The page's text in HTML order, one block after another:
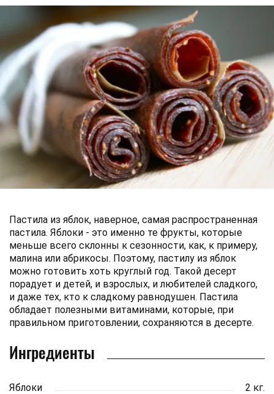
Пастила из яблок, наверное, самая распространенная
пастила. Яблоки - это именно те фрукты, которые
меньше всего склонны к сезонности, как, к примеру,
малина или абрикосы. Поэтому, пастилу из яблок
можно готовить хоть круглый год. Такой десерт
порадует и детей, и взрослых, и любителей сладкого,
и даже тех, кто к сладкому равнодушен. Пастила
обладает полезными витаминами, которые, при
правильном приготовлении, сохраняются в десерте.
Ингредиенты
Яблоки
2 кг.